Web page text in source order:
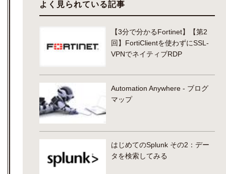
よく見られている記事
【3分で分かるFortinet】【第2
回】FortiClientを使わずにSSL-
VPNでネイティブRDP
Automation Anywhere - ブログ
マップ
はじめてのSplunk その2：デー
タを検索してみる